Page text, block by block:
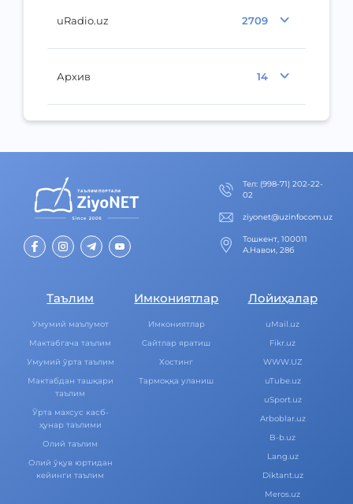
uRadio.uz 2709
Архив 14
Тел: (998-71) 202-22-
02
ziyonet@uzinfocom.uz
Тошкент, 100011
А.Навои, 28б
Таълим
Умумий маълумот
Мактабгача таълим
Умумий ўрта таълим
Мактабдан ташқари
таълим
Ўрта махсус касб-
ҳунар таълими
Олий таълим
Олий ўқув юртидан
кейинги таълим
Имкониятлар
Имкониятлар
Cайтлар яратиш
Хостинг
Тармоққа уланиш
Лойиҳалар
uMail.uz
Fikr.uz
WWW.UZ
uTube.uz
uSport.uz
Arboblar.uz
B-b.uz
Lang.uz
Diktant.uz
Meros.uz